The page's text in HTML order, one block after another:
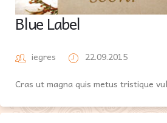
Blue Label
iegres 22.09.2015
Cras ut magna quis metus tristique